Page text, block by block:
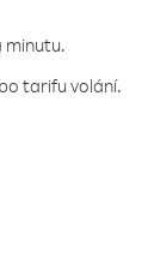
minutu.
tarifu volání.